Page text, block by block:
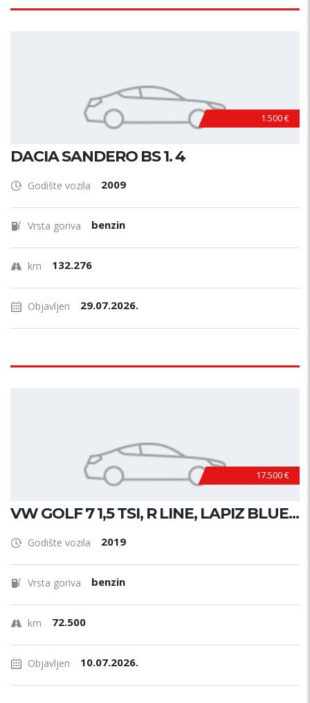
1.500 €
DACIA SANDERO BS 1. 4
Godište vozila 2009
Vrsta goriva benzin
km 132.276
Objavljen 29.07.2026.
17.500 €
VW GOLF 7 1,5 TSI, R LINE, LAPIZ BLUE...
Godište vozila 2019
Vrsta goriva benzin
km 72.500
Objavljen 10.07.2026.